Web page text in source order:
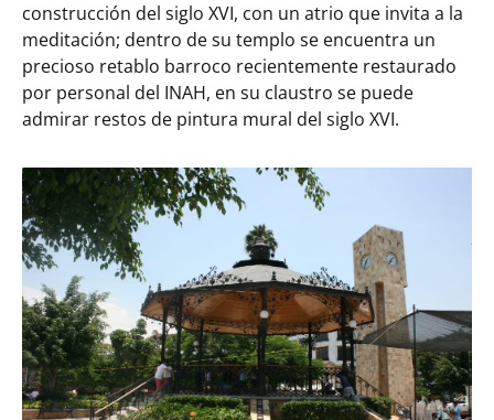
construcción del siglo XVI, con un atrio que invita a la
meditación; dentro de su templo se encuentra un
precioso retablo barroco recientemente restaurado
por personal del INAH, en su claustro se puede
admirar restos de pintura mural del siglo XVI.